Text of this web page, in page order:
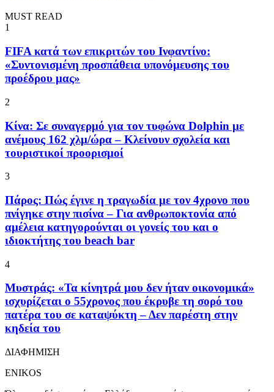
MUST READ
1
FIFA κατά των επικριτών του Ινφαντίνο:
«Συντονισμένη προσπάθεια υπονόμευσης του
προέδρου μας»
2
Κίνα: Σε συναγερμό για τον τυφώνα Dolphin με
ανέμους 162 χλμ/ώρα – Κλείνουν σχολεία και
τουριστικοί προορισμοί
3
Πάρος: Πώς έγινε η τραγωδία με τον 4χρονο που
πνίγηκε στην πισίνα – Για ανθρωποκτονία από
αμέλεια κατηγορούνται οι γονείς του και ο
ιδιοκτήτης του beach bar
4
Μυστράς: «Τα κίνητρά μου δεν ήταν οικονομικά»
ισχυρίζεται ο 55χρονος που έκρυβε τη σορό του
πατέρα του σε καταψύκτη – Δεν παρέστη στην
κηδεία του
ΔΙΑΦΗΜΙΣΗ
ENIKOS